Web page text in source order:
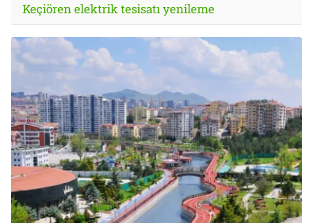
Keçiören elektrik tesisatı yenileme